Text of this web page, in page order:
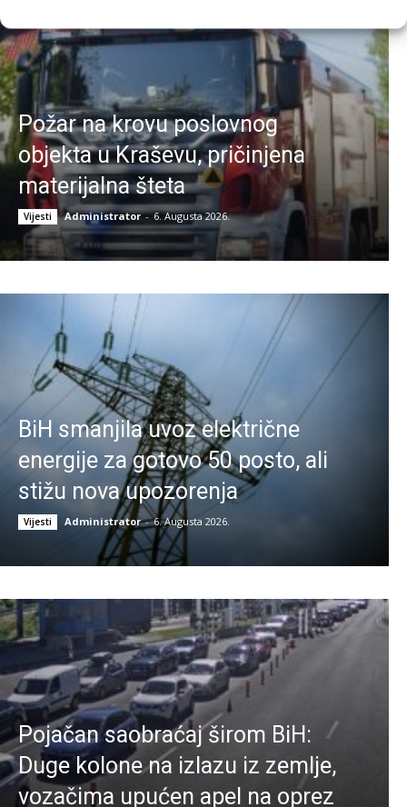
Požar na krovu poslovnog
objekta u Kraševu, pričinjena
materijalna šteta
Vijesti Administrator - 6. Augusta 2026.
BiH smanjila uvoz električne
energije za gotovo 50 posto, ali
stižu nova upozorenja
Vijesti Administrator - 6. Augusta 2026.
Pojačan saobraćaj širom BiH:
Duge kolone na izlazu iz zemlje,
vozačima upućen apel na oprez